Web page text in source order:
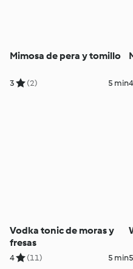
Mimosa de pera y tomillo
3 (2) 5 min4
Vodka tonic de moras y
fresas
4 (11) 5 min5